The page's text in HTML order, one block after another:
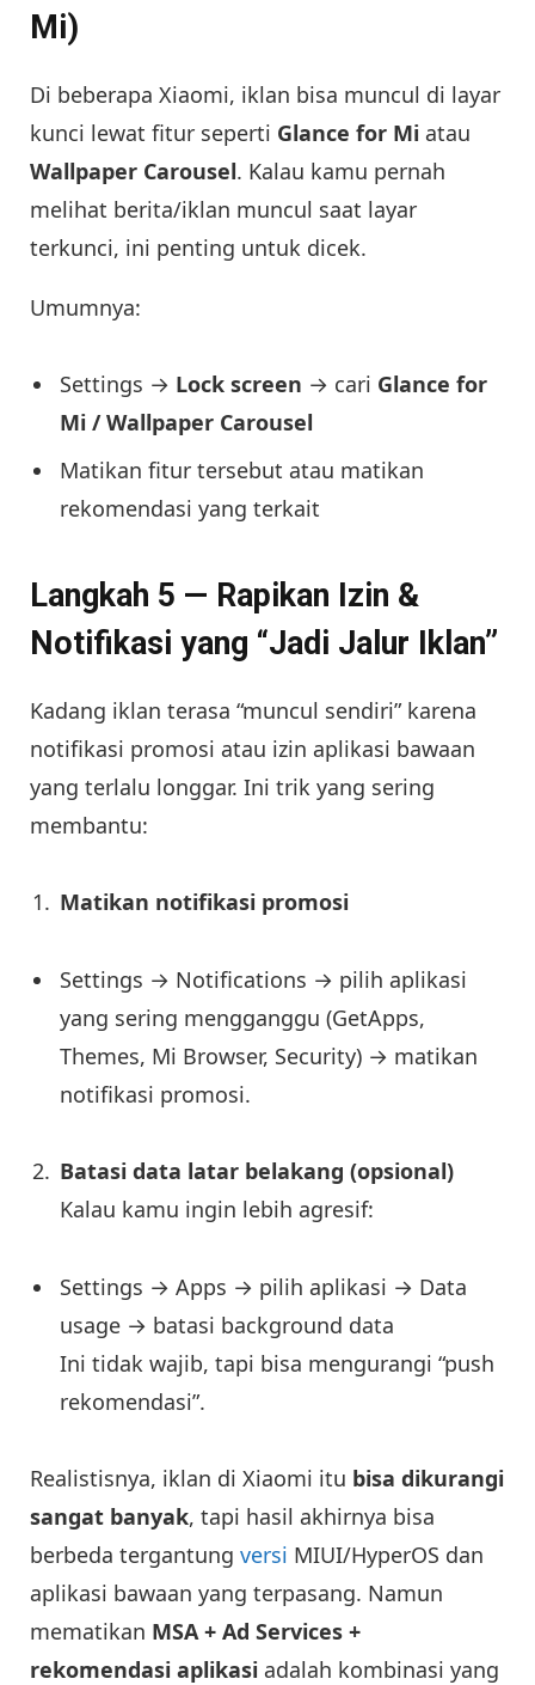
Mi)
Di beberapa Xiaomi, iklan bisa muncul di layar
kunci lewat fitur seperti Glance for Mi atau
Wallpaper Carousel. Kalau kamu pernah
melihat berita/iklan muncul saat layar
terkunci, ini penting untuk dicek.
Umumnya:
Settings → Lock screen → cari Glance for
Mi / Wallpaper Carousel
Matikan fitur tersebut atau matikan
rekomendasi yang terkait
Langkah 5 — Rapikan Izin &
Notifikasi yang “Jadi Jalur Iklan”
Kadang iklan terasa “muncul sendiri” karena
notifikasi promosi atau izin aplikasi bawaan
yang terlalu longgar. Ini trik yang sering
membantu:
Matikan notifikasi promosi
Settings → Notifications → pilih aplikasi
yang sering mengganggu (GetApps,
Themes, Mi Browser, Security) → matikan
notifikasi promosi.
Batasi data latar belakang (opsional)
Kalau kamu ingin lebih agresif:
Settings → Apps → pilih aplikasi → Data
usage → batasi background data
Ini tidak wajib, tapi bisa mengurangi “push
rekomendasi”.
Realistisnya, iklan di Xiaomi itu bisa dikurangi
sangat banyak, tapi hasil akhirnya bisa
berbeda tergantung versi MIUI/HyperOS dan
aplikasi bawaan yang terpasang. Namun
mematikan MSA + Ad Services +
rekomendasi aplikasi adalah kombinasi yang